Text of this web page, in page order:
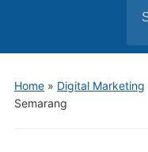
for:
Home» Digital Marketing
Semarang